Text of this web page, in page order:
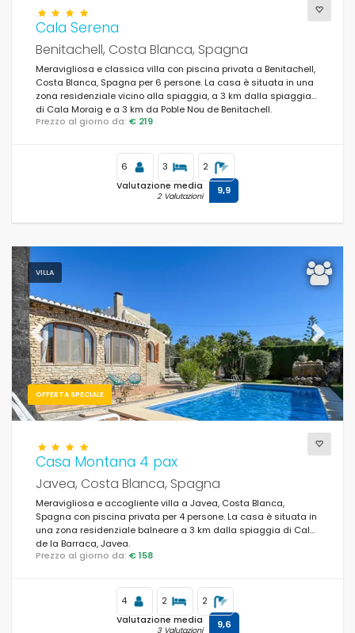
Cala Serena
Benitachell, Costa Blanca, Spagna
Meravigliosa e classica villa con piscina privata a Benitachell,
Costa Blanca, Spagna per 6 persone. La casa è situata in una
zona residenziale vicino alla spiaggia, a 3 km dalla spiaggia
di Cala Moraig e a 3 km da Poble Nou de Benitachell.
Prezzo al giorno da: € 219
6 3 2
Valutazione media
2 Valutazioni 9,9
VILLA
OFFERTA SPECIALE
Previous Next
Casa Montana 4 pax
Javea, Costa Blanca, Spagna
Meravigliosa e accogliente villa a Javea, Costa Blanca,
Spagna con piscina privata per 4 persone. La casa è situata in
una zona residenziale balneare a 3 km dalla spiaggia di Cala
de la Barraca, Javea.
Prezzo al giorno da: € 158
4 2 2
Valutazione media
3 Valutazioni 9,6